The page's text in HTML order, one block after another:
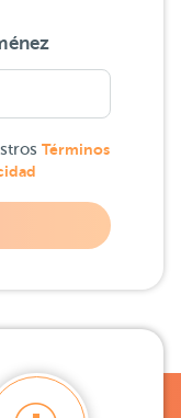
Términos